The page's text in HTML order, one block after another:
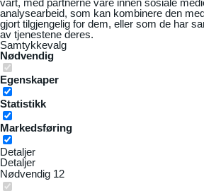
analysearbeid, som kan kombinere den
gjort tilgjengelig for dem, eller som de har
av tjenestene deres.
Samtykkevalg
Nødvendig
Egenskaper
Statistikk
Markedsføring
Detaljer
Detaljer
Nødvendig 12